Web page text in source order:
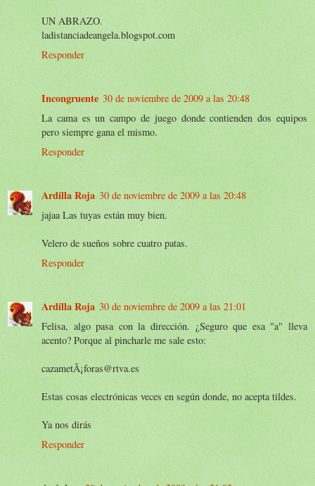
UN ABRAZO.
ladistanciadeangela.blogspot.com
Responder
Incongruente 30 de noviembre de 2009 a las 20:48
La cama es un campo de juego donde contienden dos equipos
pero siempre gana el mismo.
Responder
Ardilla Roja 30 de noviembre de 2009 a las 20:48
jajaa Las tuyas están muy bien.
Velero de sueños sobre cuatro patas.
Responder
Ardilla Roja 30 de noviembre de 2009 a las 21:01
Felisa, algo pasa con la dirección. ¿Seguro que esa "a" lleva
acento? Porque al pincharle me sale esto:
cazametÃ¡foras@rtva.es
Estas cosas electrónicas veces en según donde, no acepta tildes.
Ya nos dirás
Responder